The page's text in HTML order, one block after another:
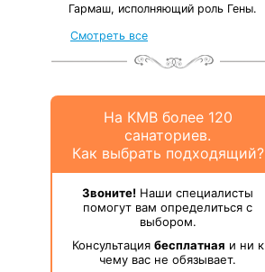
Гармаш, исполняющий роль Гены.
Смотреть все
На КМВ более 120
санаториев.
Как выбрать подходящий?
Звоните! Наши специалисты
помогут вам определиться с
выбором.
Консультация бесплатная и ни к
чему вас не обязывает.